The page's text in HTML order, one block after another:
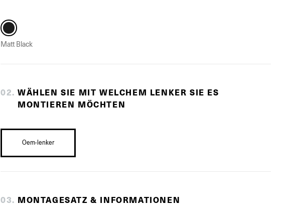
Matt Black
02. WÄHLEN SIE MIT WELCHEM LENKER SIE ES
MONTIEREN MÖCHTEN
Oem-lenker
03. MONTAGESATZ & INFORMATIONEN